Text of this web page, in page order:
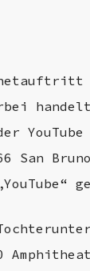
YouTube
San